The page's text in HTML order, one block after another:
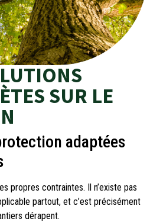
SUR LE
adaptées
propres contraintes. Il n’existe pas
partout, et c’est précisément
dérapent.